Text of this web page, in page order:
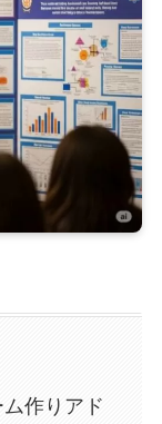
作りアド